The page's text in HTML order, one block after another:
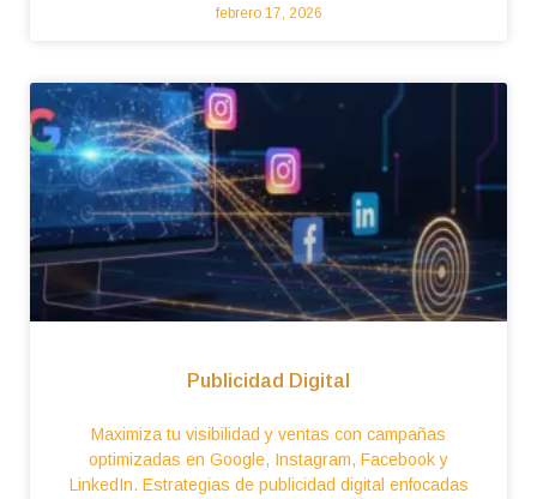
febrero 17, 2026
Publicidad Digital
Maximiza tu visibilidad y ventas con campañas
optimizadas en Google, Instagram, Facebook y
LinkedIn. Estrategias de publicidad digital enfocadas